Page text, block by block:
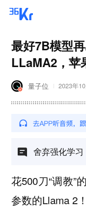
最好7B模型
LLaMA2，苹
量子位 2023年
舍弃强化学习
花500刀“调教”
参数的Llama 2！